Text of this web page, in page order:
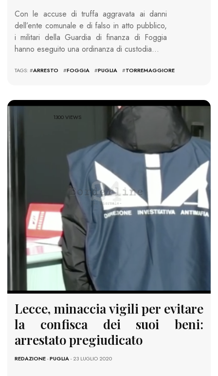
Con le accuse di truffa aggravata ai danni
dell’ente comunale e di falso in atto pubblico,
i militari della Guardia di finanza di Foggia
hanno eseguito una ordinanza di custodia…
TAGS: #ARRESTO #FOGGIA #PUGLIA #TORREMAGGIORE
1300 VIEWS
Lecce, minaccia vigili per evitare
la confisca dei suoi beni:
arrestato pregiudicato
REDAZIONE-PUGLIA- 23 LUGLIO 2020